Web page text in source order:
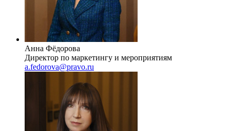
Анна Фёдорова
Директор по маркетингу и мероприятиям
a.fedorova@pravo.ru